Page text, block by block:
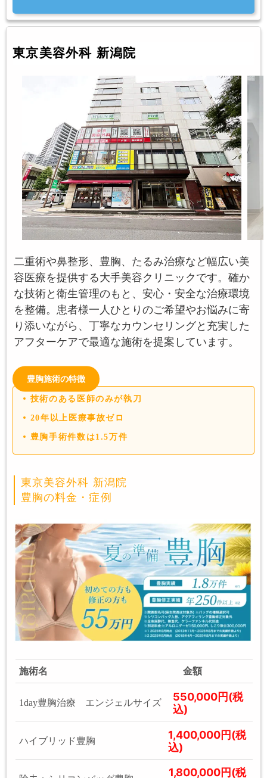
東京美容外科 新潟院
二重術や鼻整形、豊胸、たるみ治療など幅広い美
容医療を提供する大手美容クリニックです。確か
な技術と衛生管理のもと、安心・安全な治療環境
を整備。患者様一人ひとりのご希望やお悩みに寄
り添いながら、丁寧なカウンセリングと充実した
アフターケアで最適な施術を提案しています。
豊胸施術の特徴
技術のある医師のみが執刀
20年以上医療事故ゼロ
豊胸手術件数は1.5万件
東京美容外科 新潟院
豊胸の料金・症例
施術名 金額
1day豊胸治療 エンジェルサイズ
550,000円(税
込)
ハイブリッド豊胸
1,400,000円(税
込)
1,800,000円(税